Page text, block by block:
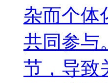
杂而个体
共同参与
节，导致